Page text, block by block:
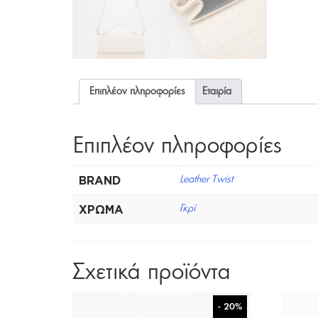
Επιπλέον πληροφορίες Εταιρία
Επιπλέον πληροφορίες
BRAND Leather Twist
ΧΡΏΜΑ Γκρί
Σχετικά προϊόντα
- 20%